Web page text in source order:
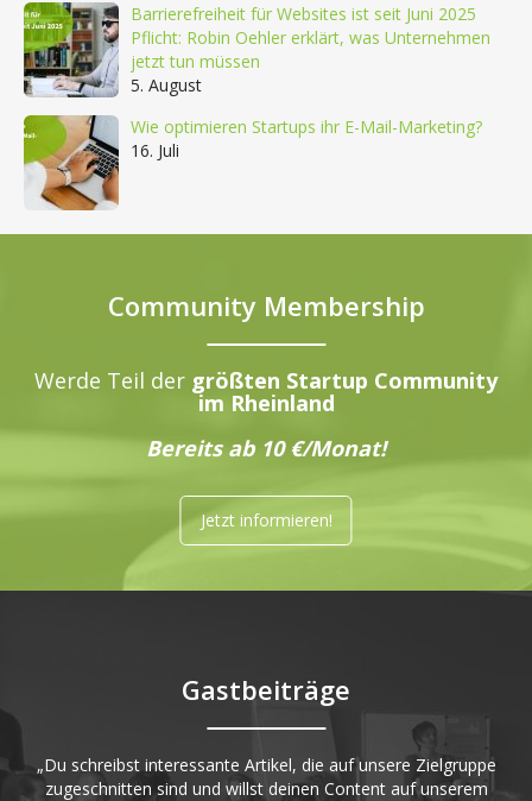
Barrierefreiheit für Websites ist seit Juni 2025
Pflicht: Robin Oehler erklärt, was Unternehmen
jetzt tun müssen
5. August
Wie optimieren Startups ihr E-Mail-Marketing?
16. Juli
Community Membership
Werde Teil der größten Startup Community
im Rheinland
Bereits ab 10 €/Monat!
Jetzt informieren!
Gastbeiträge
„Du schreibst interessante Artikel, die auf unsere Zielgruppe
zugeschnitten sind und willst deinen Content auf unserem